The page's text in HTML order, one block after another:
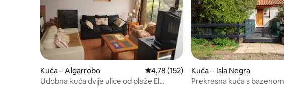
Kuća – Algarrobo Prosječna ocjena: 4,78/5, recenzija: 152
4,78 (152)
Udobna kuća dvije ulice od plaže El
Kuća – Isla Negra
Prekrasna kuća s